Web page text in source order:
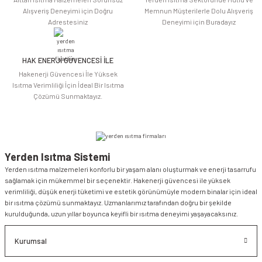
Alışveriş Deneyimi için Doğru
Adrestesiniz
Memnun Müşterilerle Dolu Alışveriş
Deneyimi için Buradayız
HAK ENERJİ GÜVENCESİ İLE
Hakenerji Güvencesi İle Yüksek
Isıtma Verimliliği İçin İdeal Bir Isıtma
Çözümü Sunmaktayız.
Yerden Isıtma Sistemi
Yerden ısıtma malzemeleri konforlu bir yaşam alanı oluşturmak ve enerji tasarrufu
sağlamak için mükemmel bir seçenektir. Hakenerji güvencesi ile yüksek
verimliliği, düşük enerji tüketimi ve estetik görünümüyle modern binalar için ideal
bir ısıtma çözümü sunmaktayız. Uzmanlarımız tarafından doğru bir şekilde
kurulduğunda, uzun yıllar boyunca keyifli bir ısıtma deneyimi yaşayacaksınız.
Kurumsal